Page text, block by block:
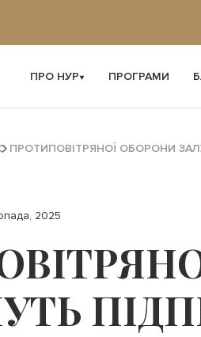
ПРО НУР ПРОГРАМИ
ПРОТИПОВІТРЯНОЇ ОБОРОНИ
2025